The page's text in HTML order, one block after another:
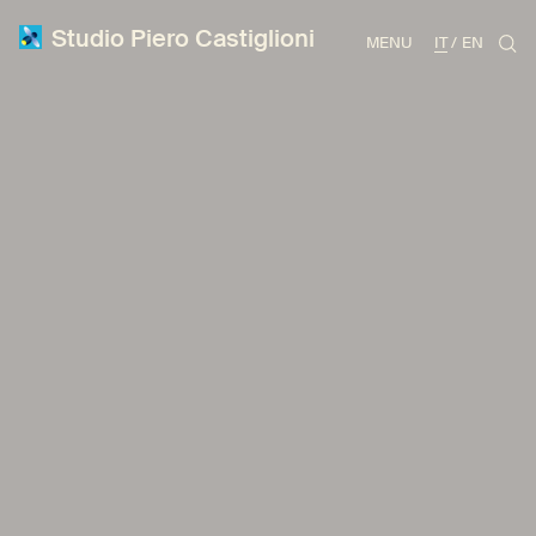
Studio Piero Castiglioni MENU IT EN